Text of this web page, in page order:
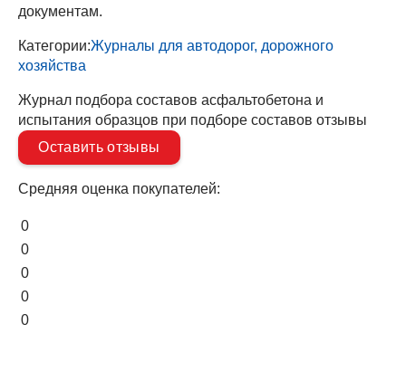
документам.
Категории:Журналы для автодорог, дорожного
хозяйства
Журнал подбора составов асфальтобетона и
испытания образцов при подборе составов отзывы
Оставить отзывы
Средняя оценка покупателей:
0
0
0
0
0